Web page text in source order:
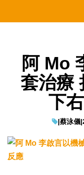
阿 Mo
套治療
下
|蔡泳儀|